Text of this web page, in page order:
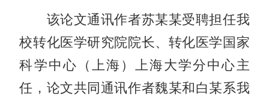
该论文通讯作者苏某某受聘担任我
校转化医学研究院院长、转化医学国家
科学中心（上海）上海大学分中心主
任，论文共同通讯作者魏某和白某系我